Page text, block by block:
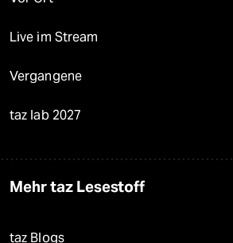
Live im Stream
Vergangene
taz lab 2027
Mehr taz Lesestoff
taz Blogs